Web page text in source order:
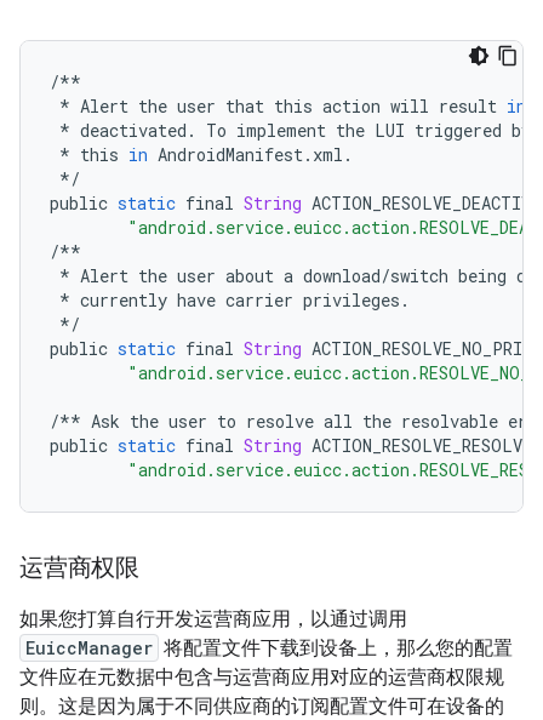
/**
* Alert the user that this action will result in
* deactivated . To implement the LUI triggered by
* this in AndroidManifest. xml .
*/
public static final String
/**
* Alert the user about a download/switch being
* currently have carrier privileges .
*/
public static final String
/** Ask the user to resolve all the resolvable
public static final String
运营商权限
如果您打算自行开发运营商应用，以通过调用
EuiccManager 将配置文件下载到设备上，那么您的配置
文件应在元数据中包含与运营商应用对应的运营商权限规
则。这是因为属于不同供应商的订阅配置文件可在设备的